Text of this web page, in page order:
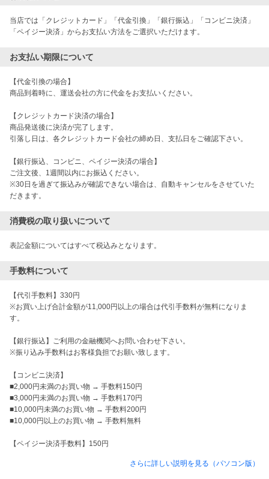
当店では「クレジットカード」「代金引換」「銀行振込」「コンビニ決済」
「ペイジー決済」からお支払い方法をご選択いただけます。
お支払い期限について
【代金引換の場合】
商品到着時に、運送会社の方に代金をお支払いください。
【クレジットカード決済の場合】
商品発送後に決済が完了します。
引落し日は、各クレジットカード会社の締め日、支払日をご確認下さい。
【銀行振込、コンビニ、ペイジー決済の場合】
ご注文後、1週間以内にお振込ください。
※30日を過ぎて振込みが確認できない場合は、自動キャンセルをさせていた
だきます。
消費税の取り扱いについて
表記金額についてはすべて税込みとなります。
手数料について
【代引手数料】330円
※お買い上げ合計金額が11,000円以上の場合は代引手数料が無料になりま
す。
【銀行振込】ご利用の金融機関へお問い合わせ下さい。
※振り込み手数料はお客様負担でお願い致します。
【コンビニ決済】
■2,000円未満のお買い物 → 手数料150円
■3,000円未満のお買い物 → 手数料170円
■10,000円未満のお買い物 → 手数料200円
■10,000円以上のお買い物 → 手数料無料
【ペイジー決済手数料】150円
さらに詳しい説明を見る（パソコン版）